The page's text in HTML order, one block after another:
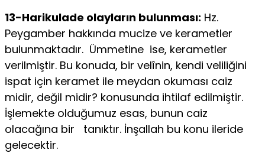
13-Harikulade olayların bulunması: Hz.
Peygamber hakkında mucize ve kerametler
bulunmaktadır. Ümmetine ise, kerametler
verilmiştir. Bu konuda, bir velînin, kendi veliliğini
ispat için keramet ile meydan okuması caiz
midir, değil midir? konusunda ihtilaf edilmiştir.
İşlemekte olduğumuz esas, bunun caiz
olacağına bir tanıktır. İnşallah bu konu ileride
gelecektir.